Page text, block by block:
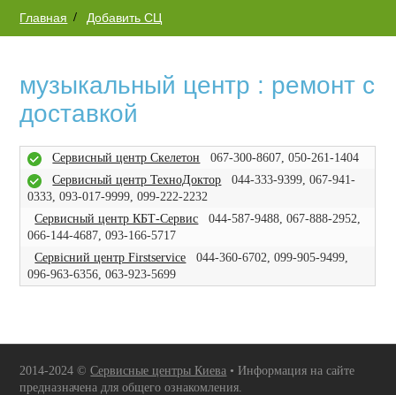
Главная Добавить СЦ
музыкальный центр : ремонт с
доставкой
Сервисный центр Скелетон 067-300-8607, 050-261-1404
Сервисный центр ТехноДоктор 044-333-9399, 067-941-
0333, 093-017-9999, 099-222-2232
Сервисный центр КБТ-Сервис 044-587-9488, 067-888-2952,
066-144-4687, 093-166-5717
Сервісний центр Firstservice 044-360-6702, 099-905-9499,
096-963-6356, 063-923-5699
2014-2024 ©Сервисные центры Киева • Информация на сайте
предназначена для общего ознакомления.